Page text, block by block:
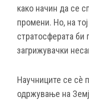
како начин да се
промени. Но, на
стратосферата би
загрижувачки
Научниците се сè
одржување на